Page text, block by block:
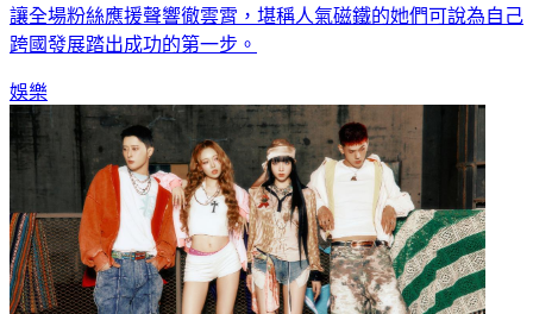
讓全場粉絲應援聲響徹雲霄，堪稱人氣磁鐵的她們可說為自己
跨國發展踏出成功的第一步。
娛樂